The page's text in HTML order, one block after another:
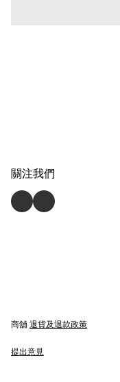
關注我們
商舖 退貨及退款政策
提出意見